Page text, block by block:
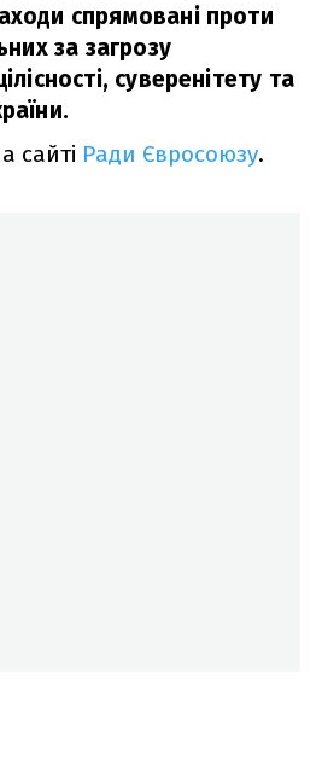
спрямовані проти
за загрозу
суверенітету та
сайті Ради Євросоюзу.